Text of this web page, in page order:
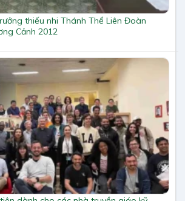
thiếu nhi Thánh Thể Liên Đoàn
Cảnh 2012